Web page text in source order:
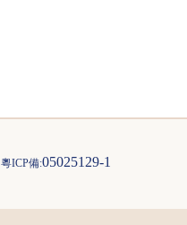
粵ICP備:05025129-1